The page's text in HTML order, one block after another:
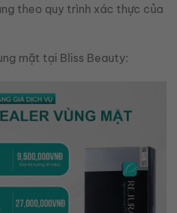
theo quy trình xác thực của
mặt tại Bliss Beauty: